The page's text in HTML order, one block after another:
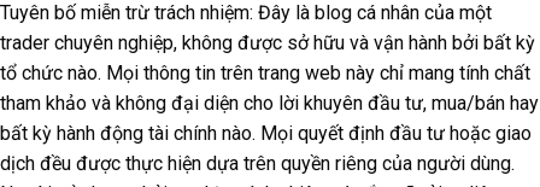
Tuyên bố miễn trừ trách nhiệm: Đây là blog cá nhân của một
trader chuyên nghiệp, không được sở hữu và vận hành bởi bất kỳ
tổ chức nào. Mọi thông tin trên trang web này chỉ mang tính chất
tham khảo và không đại diện cho lời khuyên đầu tư, mua/bán hay
bất kỳ hành động tài chính nào. Mọi quyết định đầu tư hoặc giao
dịch đều được thực hiện dựa trên quyền riêng của người dùng.